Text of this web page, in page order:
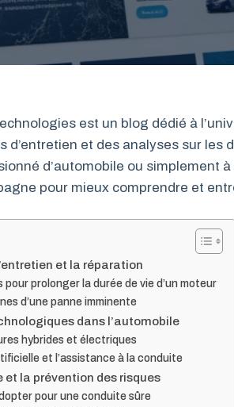
est un blog dédié à
d’entretien et des analyses sur les
d’automobile ou simplement
pour mieux comprendre et
et la réparation
pour prolonger la durée de vie d’un moteur
d’une panne imminente
dans l’automobile
hybrides et électriques
et l’assistance à la conduite
et la prévention des risques
pour une conduite sûre